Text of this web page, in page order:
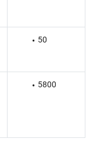
50
5800